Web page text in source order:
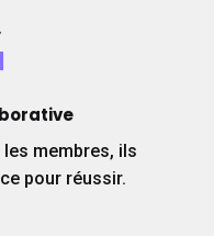
membres, ils
pour réussir.